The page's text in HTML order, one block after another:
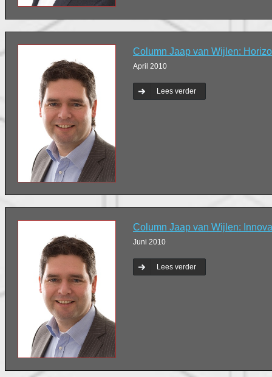
Column Jaap van Wijlen:
April 2010
Lees verder
Column Jaap van Wijlen:
Juni 2010
Lees verder